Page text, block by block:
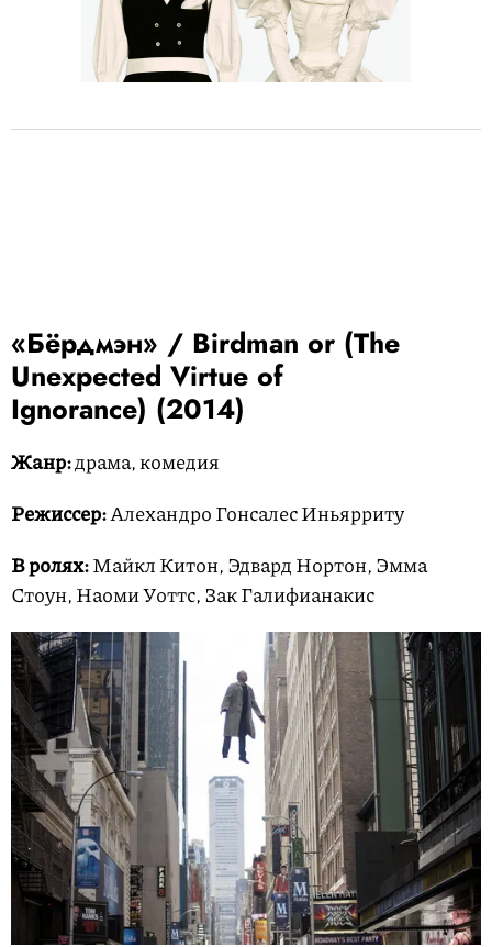
«Бёрдмэн» / Birdman or (The
Unexpected Virtue of
Ignorance) (2014)
Жанр:драма, комедия
Режиссер:Алехандро Гонсалес Иньярриту
В ролях:Майкл Китон, Эдвард Нортон, Эмма
Стоун, Наоми Уоттс, Зак Галифианакис